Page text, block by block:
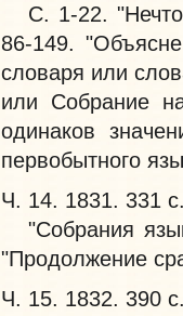
С. 1-22. "Нечто
86-149.
словаря или
или Собрание
одинаков
первобытного
Ч. 14. 1831. 331
"Собрания
"Продолжение
Ч. 15. 1832. 390